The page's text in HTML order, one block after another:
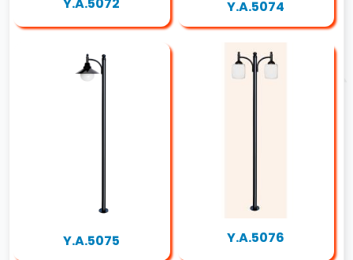
Y.A.5074
Y.A.5075 Y.A.5076